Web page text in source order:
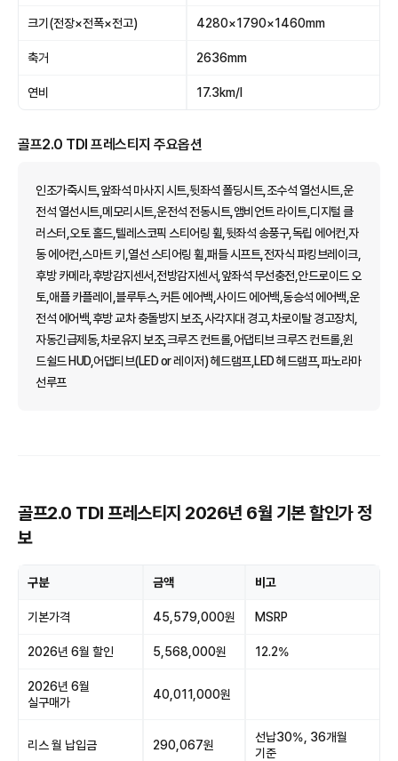
크기(전장×전폭×전고) 4280×1790×1460mm
축거 2636mm
연비 17.3km/l
골프2.0 TDI 프레스티지 주요옵션
인조가죽시트,앞좌석 마사지 시트,뒷좌석 폴딩시트,조수석 열선시트,운
전석 열선시트,메모리시트,운전석 전동시트,앰비언트 라이트,디지털 클
러스터,오토 홀드,텔레스코픽 스티어링 휠,뒷좌석 송풍구,독립 에어컨,자
동 에어컨,스마트 키,열선 스티어링 휠,패들 시프트,전자식 파킹브레이크,
후방 카메라,후방감지센서,전방감지센서,앞좌석 무선충전,안드로이드 오
토,애플 카플레이,블루투스,커튼 에어백,사이드 에어백,동승석 에어백,운
전석 에어백,후방 교차 충돌방지 보조,사각지대 경고,차로이탈 경고장치,
자동긴급제동,차로유지 보조,크루즈 컨트롤,어댑티브 크루즈 컨트롤,윈
드쉴드 HUD,어댑티브(LED or 레이저) 헤드램프,LED 헤드램프,파노라마
선루프
골프2.0 TDI 프레스티지 2026년 6월 기본 할인가 정
보
구분 금액 비고
기본가격 45,579,000원 MSRP
2026년 6월 할인 5,568,000원 12.2%
2026년 6월
실구매가
40,011,000원
리스 월 납입금 290,067원
선납30%, 36개월
기준